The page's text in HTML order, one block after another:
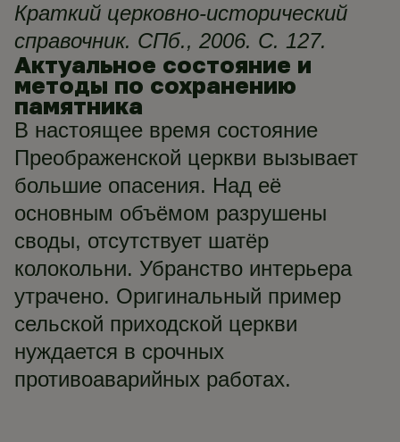
Краткий церковно-исторический
справочник. СПб., 2006. С. 127.
Актуальное состояние и
методы по сохранению
памятника
В настоящее время состояние
Преображенской церкви вызывает
большие опасения. Над её
основным объёмом разрушены
своды, отсутствует шатёр
колокольни. Убранство интерьера
утрачено. Оригинальный пример
сельской приходской церкви
нуждается в срочных
противоаварийных работах.